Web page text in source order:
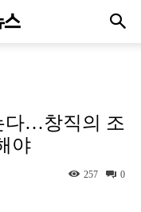
다…창직의 조
야
0
257